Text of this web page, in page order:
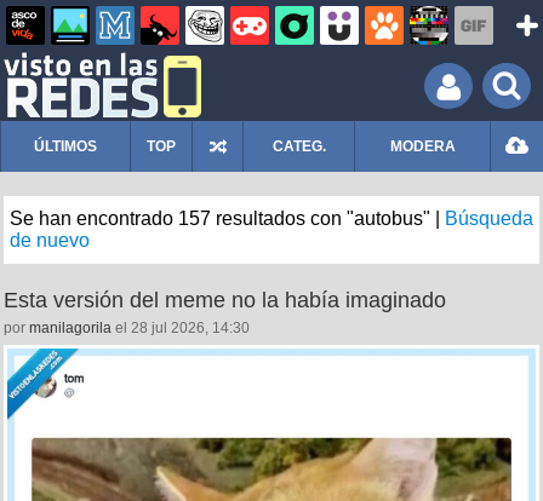
ÚLTIMOS TOP CATEG. MODERA
Se han encontrado 157 resultados con "autobus" |
Búsqueda
de nuevo
Esta versión del meme no la había imaginado
por manilagorila el 28 jul 2026, 14:30